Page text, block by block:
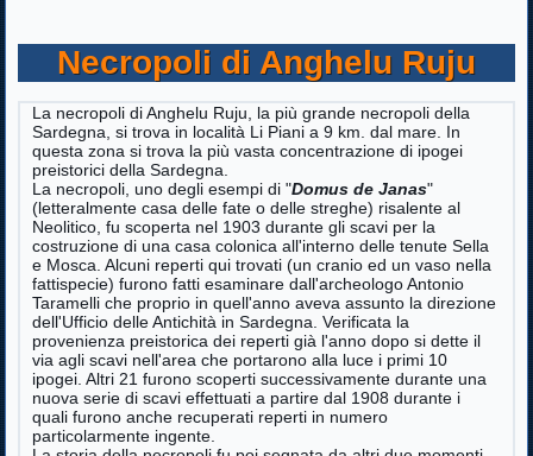
Necropoli di Anghelu Ruju
La necropoli di Anghelu Ruju, la più grande necropoli della
Sardegna, si trova in località Li Piani a 9 km. dal mare. In
questa zona si trova la più vasta concentrazione di ipogei
preistorici della Sardegna.
La necropoli, uno degli esempi di "Domus de Janas"
(letteralmente casa delle fate o delle streghe) risalente al
Neolitico, fu scoperta nel 1903 durante gli scavi per la
costruzione di una casa colonica all'interno delle tenute Sella
e Mosca. Alcuni reperti qui trovati (un cranio ed un vaso nella
fattispecie) furono fatti esaminare dall'archeologo Antonio
Taramelli che proprio in quell'anno aveva assunto la direzione
dell'Ufficio delle Antichità in Sardegna. Verificata la
provenienza preistorica dei reperti già l'anno dopo si dette il
via agli scavi nell'area che portarono alla luce i primi 10
ipogei. Altri 21 furono scoperti successivamente durante una
nuova serie di scavi effettuati a partire dal 1908 durante i
quali furono anche recuperati reperti in numero
particolarmente ingente.